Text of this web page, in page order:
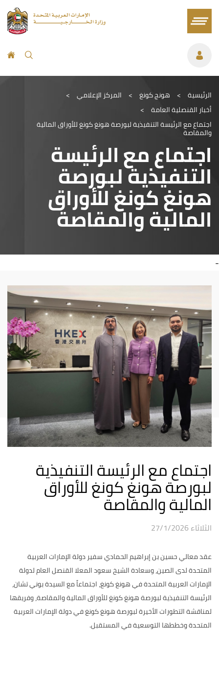
الرئيسية > هونج كونغ > المركز الإعلامي >
أخبار القنصلية العامة >
اجتماع مع الرئيسة التنفيذية لبورصة هونغ كونغ للأوراق المالية
والمقاصة
اجتماع مع الرئيسة
التنفيذية لبورصة
هونغ كونغ للأوراق
المالية والمقاصة
-
اجتماع مع الرئيسة التنفيذية
لبورصة هونغ كونغ للأوراق
المالية والمقاصة
الثلاثاء 27/1/2026
عقد معالي حسين بن إبراهيم الحمادي سفير دولة الإمارات العربية
المتحدة لدى الصين، وسعادة الشيخ سعود المعلا القنصل العام لدولة
الإمارات العربية المتحدة في هونغ كونغ، اجتماعاً مع السيدة بوني تشان،
الرئيسة التنفيذية لبورصة هونغ كونغ للأوراق المالية والمقاصة، وفريقها
لمناقشة التطورات الأخيرة لبورصة هونغ كونغ في دولة الإمارات العربية
المتحدة وخططها التوسعية في المستقبل.